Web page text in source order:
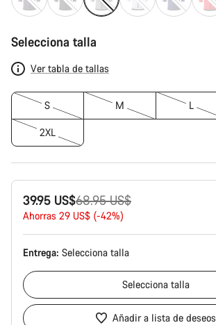
Selecciona talla
Ver tabla de tallas
S M L
2XL
39.95 US$
Precio
original
68.95 US$
Ahorras 29 US$ (-42%)
Entrega: Selecciona talla
Selecciona talla
Añadir a lista de deseos